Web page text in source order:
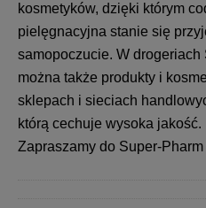
kosmetyków, dzięki którym
pielęgnacyjna stanie się
samopoczucie. W
można także produkty i
sklepach i sieciach
którą cechuje wysoka jakość.
Zapraszamy do Super-